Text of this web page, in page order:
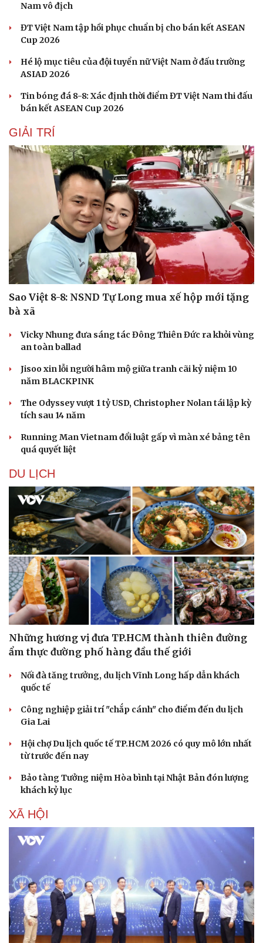
Sức khỏe
Dinh dưỡng - món ngon
Sản phụ khoa
Nam khoa
Làm đẹp - giảm cân
Phòng mạch online
Ăn sạch sống khỏe
Đời sống
Nhà đẹp
Blog
Tình yêu - Gia đình
Nam vô địch
ĐT Việt Nam tập hồi phục chuẩn bị cho bán kết ASEAN
Cup 2026
Hé lộ mục tiêu của đội tuyển nữ Việt Nam ở đấu trường
ASIAD 2026
Tin bóng đá 8-8: Xác định thời điểm ĐT Việt Nam thi đấu
bán kết ASEAN Cup 2026
GIẢI TRÍ
Sao Việt 8-8: NSND Tự Long mua xế hộp mới tặng
bà xã
Vicky Nhung đưa sáng tác Đông Thiên Đức ra khỏi vùng
an toàn ballad
Jisoo xin lỗi người hâm mộ giữa tranh cãi kỷ niệm 10
năm BLACKPINK
The Odyssey vượt 1 tỷ USD, Christopher Nolan tái lập kỳ
tích sau 14 năm
Running Man Vietnam đổi luật gấp vì màn xé bảng tên
quá quyết liệt
DU LỊCH
Những hương vị đưa TP.HCM thành thiên đường
ẩm thực đường phố hàng đầu thế giới
Nối đà tăng trưởng, du lịch Vĩnh Long hấp dẫn khách
quốc tế
Công nghiệp giải trí "chắp cánh" cho điểm đến du lịch
Gia Lai
Hội chợ Du lịch quốc tế TP.HCM 2026 có quy mô lớn nhất
từ trước đến nay
Bảo tàng Tưởng niệm Hòa bình tại Nhật Bản đón lượng
khách kỷ lục
XÃ HỘI